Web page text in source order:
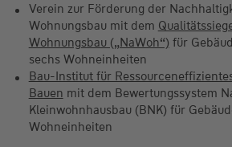
Verein zur Förderung der
Wohnungsbau mit dem
Wohnungsbau („NaWoh“) für
sechs Wohneinheiten
Bau-Institut für
Bauen mit dem Bewertungssystem
Kleinwohnhausbau (BNK) für
Wohneinheiten